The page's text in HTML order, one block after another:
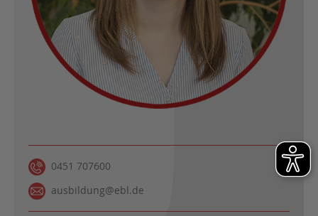
0451 707600
ausbildung@ebl.de